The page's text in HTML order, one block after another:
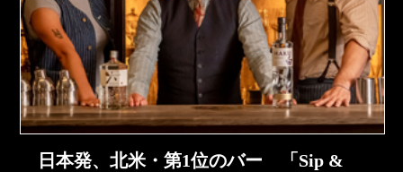
日本発、北米・第1位のバー 「Sip &